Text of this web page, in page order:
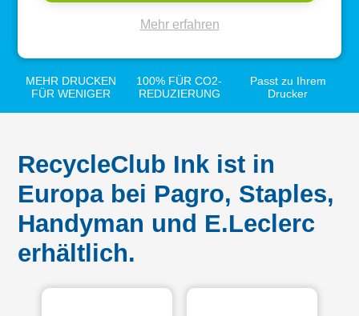
Mehr erfahren
MEHR DRUCKEN
FÜR WENIGER
100% FÜR CO2-
REDUZIERUNG
Passt zu Ihrem
Drucker
RecycleClub Ink ist in
Europa bei Pagro, Staples,
Handyman und E.Leclerc
erhältlich.